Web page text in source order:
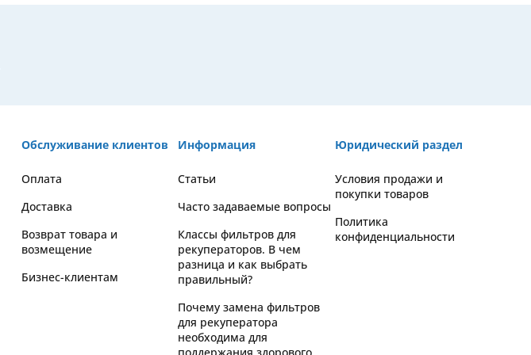
Обслуживание клиентов
Оплата
Доставка
Возврат товара и
возмещение
Бизнес-клиентам
Информация
Статьи
Часто задаваемые вопросы
Классы фильтров для
рекуператоров. В чем
разница и как выбрать
правильный?
Почему замена фильтров
для рекуператора
необходима для
поддержания здорового
Юридический раздел
Условия продажи и
покупки товаров
Политика
конфиденциальности